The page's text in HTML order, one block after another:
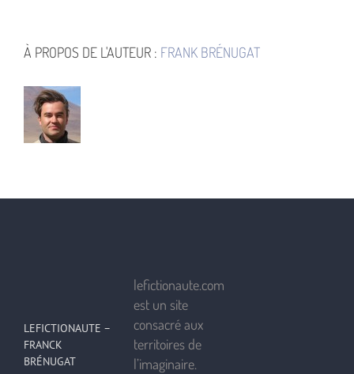
À PROPOS DE L'AUTEUR : FRANK BRÉNUGAT
LEFICTIONAUTE –
FRANCK
BRÉNUGAT
lefictionaute.com
est un site
consacré aux
territoires de
l’imaginaire.